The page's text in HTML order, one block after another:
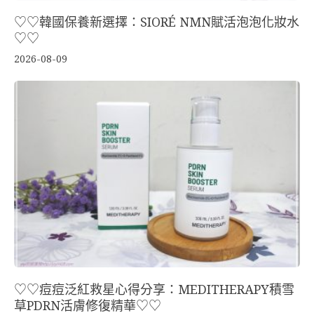
♡♡韓國保養新選擇：SIORÉ NMN賦活泡泡化妝水
♡♡
2026-08-09
♡♡痘痘泛紅救星心得分享：MEDITHERAPY積雪
草PDRN活膚修復精華♡♡